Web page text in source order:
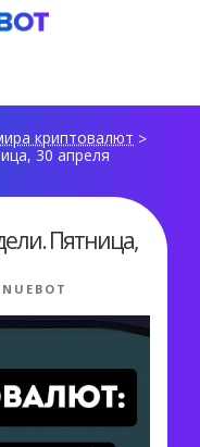
криптовалют >
30 апреля
Пятница,